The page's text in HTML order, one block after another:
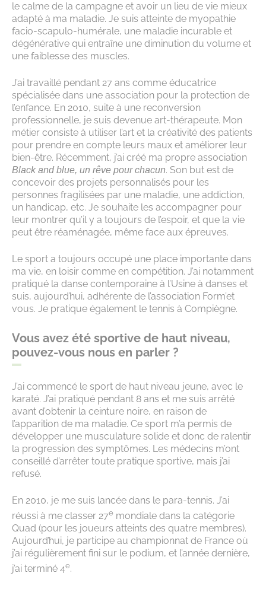
le calme de la campagne et avoir un lieu de vie mieux
adapté à ma maladie. Je suis atteinte de myopathie
facio-scapulo-humérale, une maladie incurable et
dégénérative qui entraîne une diminution du volume et
une faiblesse des muscles.
J’ai travaillé pendant 27 ans comme éducatrice
spécialisée dans une association pour la protection de
l’enfance. En 2010, suite à une reconversion
professionnelle, je suis devenue art-thérapeute. Mon
métier consiste à utiliser l’art et la créativité des patients
pour prendre en compte leurs maux et améliorer leur
bien-être. Récemment, j’ai créé ma propre association
Black and blue, un rêve pour chacun. Son but est de
concevoir des projets personnalisés pour les
personnes fragilisées par une maladie, une addiction,
un handicap, etc. Je souhaite les accompagner pour
leur montrer qu’il y a toujours de l’espoir, et que la vie
peut être réaménagée, même face aux épreuves.
Le sport a toujours occupé une place importante dans
ma vie, en loisir comme en compétition. J’ai notamment
pratiqué la danse contemporaine à l’Usine à danses et
suis, aujourd’hui, adhérente de l’association Form’et
vous. Je pratique également le tennis à Compiègne.
Vous avez été sportive de haut niveau,
pouvez-vous nous en parler ?
J’ai commencé le sport de haut niveau jeune, avec le
karaté. J’ai pratiqué pendant 8 ans et me suis arrêté
avant d’obtenir la ceinture noire, en raison de
l’apparition de ma maladie. Ce sport m’a permis de
développer une musculature solide et donc de ralentir
la progression des symptômes. Les médecins m’ont
conseillé d’arrêter toute pratique sportive, mais j’ai
refusé.
En 2010, je me suis lancée dans le para-tennis. J’ai
réussi à me classer 27e mondiale dans la catégorie
Quad (pour les joueurs atteints des quatre membres).
Aujourd’hui, je participe au championnat de France où
j’ai régulièrement fini sur le podium, et l’année dernière,
j’ai terminé 4e.